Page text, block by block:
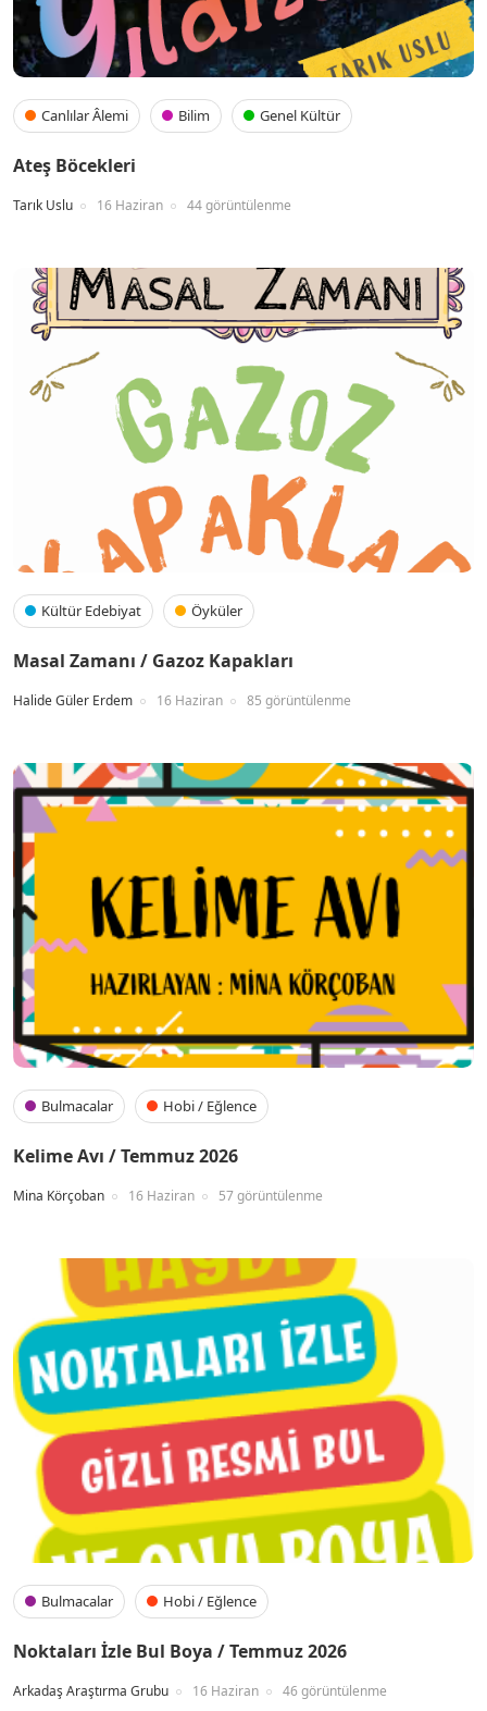
Canlılar Âlemi Bilim Genel Kültür
Ateş Böcekleri
Tarık Uslu 16 Haziran 44 görüntülenme
Kültür Edebiyat Öyküler
Masal Zamanı / Gazoz Kapakları
Halide Güler Erdem 16 Haziran 85 görüntülenme
Bulmacalar Hobi / Eğlence
Kelime Avı / Temmuz 2026
Mina Körçoban 16 Haziran 57 görüntülenme
Bulmacalar Hobi / Eğlence
Noktaları İzle Bul Boya / Temmuz 2026
Arkadaş Araştırma Grubu 16 Haziran 46 görüntülenme